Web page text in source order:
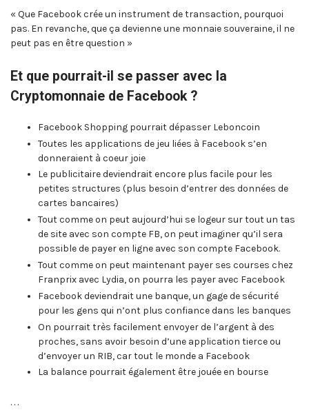
« Que Facebook crée un instrument de transaction, pourquoi
pas. En revanche, que ça devienne une monnaie souveraine, il ne
peut pas en être question »
Et que pourrait-il se passer avec la
Cryptomonnaie de Facebook ?
Facebook Shopping pourrait dépasser Leboncoin
Toutes les applications de jeu liées à Facebook s’en
donneraient à coeur joie
Le publicitaire deviendrait encore plus facile pour les
petites structures (plus besoin d’entrer des données de
cartes bancaires)
Tout comme on peut aujourd’hui se logeur sur tout un tas
de site avec son compte FB, on peut imaginer qu’il sera
possible de payer en ligne avec son compte Facebook.
Tout comme on peut maintenant payer ses courses chez
Franprix avec Lydia, on pourra les payer avec Facebook
Facebook deviendrait une banque, un gage de sécurité
pour les gens qui n’ont plus confiance dans les banques
On pourrait très facilement envoyer de l’argent à des
proches, sans avoir besoin d’une application tierce ou
d’envoyer un RIB, car tout le monde a Facebook
La balance pourrait également être jouée en bourse
. . .